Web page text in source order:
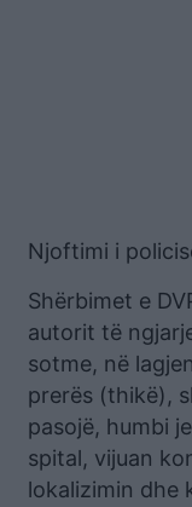
Njoftimi i
Shërbimet e
autorit të
sotme, në
prerës (thikë),
pasojë, humbi
spital, vijuan
lokalizimin dhe